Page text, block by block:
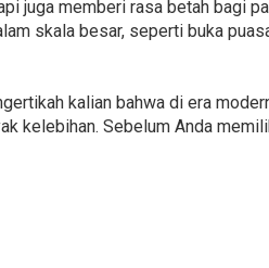
juga memberi rasa betah bagi
skala besar, seperti buka
kalian bahwa di era
kelebihan. Sebelum Anda